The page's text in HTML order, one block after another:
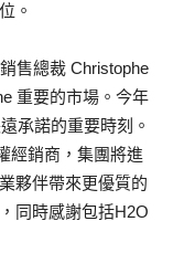
。
售總裁 Christophe
重要的市場。今年
承諾的重要時刻。
經銷商，集團將進
夥伴帶來更優質的
同時感謝包括H2O